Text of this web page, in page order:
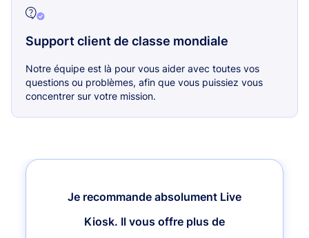
Support client de classe mondiale
Notre équipe est là pour vous aider avec toutes vos
questions ou problèmes, afin que vous puissiez vous
concentrer sur votre mission.
Je recommande absolument Live
Kiosk. Il vous offre plus de